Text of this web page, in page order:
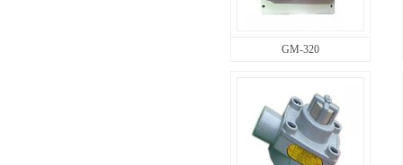
GM-320